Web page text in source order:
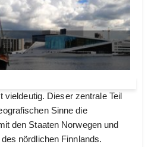
vieldeutig. Dieser zentrale Teil
Sinne die
den Staaten Norwegen und
nördlichen Finnlands.